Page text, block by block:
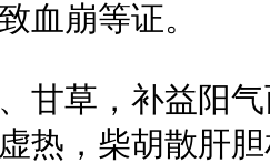
血崩等证。
甘草，补益阳
热，柴胡散肝